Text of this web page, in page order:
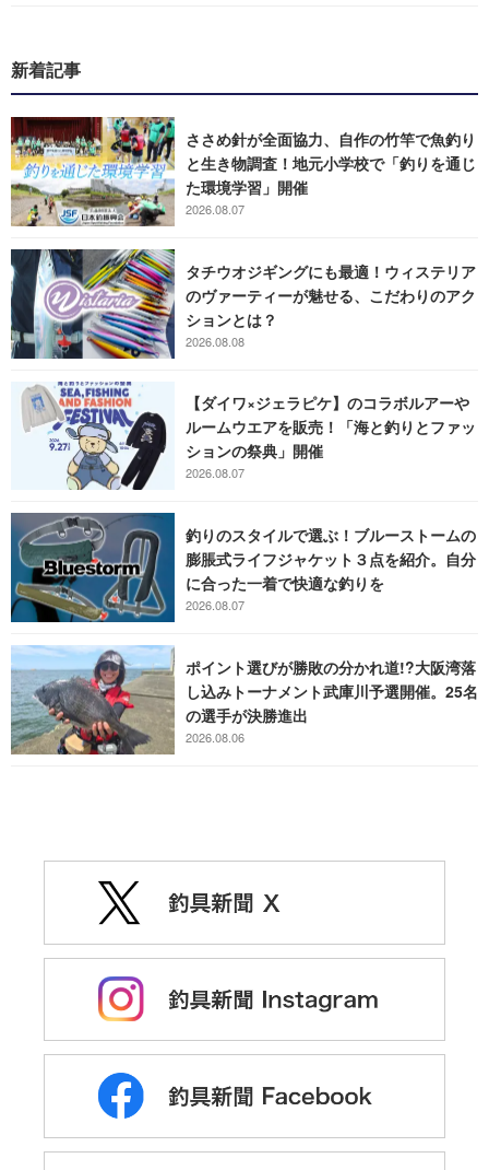
新着記事
ささめ針が全面協力、自作の竹竿で魚釣り
と生き物調査！地元小学校で「釣りを通じ
た環境学習」開催
2026.08.07
タチウオジギングにも最適！ウィステリア
のヴァーティーが魅せる、こだわりのアク
ションとは？
2026.08.08
【ダイワ×ジェラピケ】のコラボルアーや
ルームウエアを販売！「海と釣りとファッ
ションの祭典」開催
2026.08.07
釣りのスタイルで選ぶ！ブルーストームの
膨脹式ライフジャケット３点を紹介。自分
に合った一着で快適な釣りを
2026.08.07
ポイント選びが勝敗の分かれ道!?大阪湾落
し込みトーナメント武庫川予選開催。25名
の選手が決勝進出
2026.08.06